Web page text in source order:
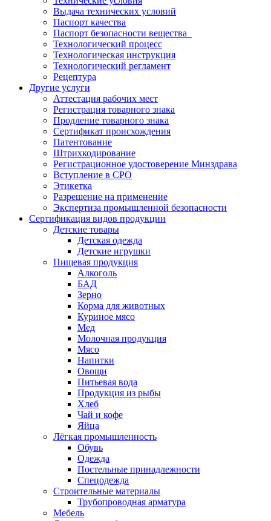
Выдача технических условий
Паспорт качества
Паспорт безопасности вещества
Технологический процесс
Технологическая инструкция
Технологический регламент
Рецептура
Другие услуги
Аттестация рабочих мест
Регистрация товарного знака
Продление товарного знака
Сертификат происхождения
Патентование
Штрихкодирование
Регистрационное удостоверение Минздрава
Вступление в СРО
Этикетка
Разрешение на применение
Экспертиза промышленной безопасности
Сертификация видов продукции
Детские товары
Детская одежда
Детские игрушки
Пищевая продукция
Алкоголь
БАД
Зерно
Корма для животных
Куриное мясо
Мед
Молочная продукция
Мясо
Напитки
Овощи
Питьевая вода
Продукция из рыбы
Хлеб
Чай и кофе
Яйца
Лёгкая промышленность
Обувь
Одежда
Постельные принадлежности
Спецодежда
Строительные материалы
Трубопроводная арматура
Мебель